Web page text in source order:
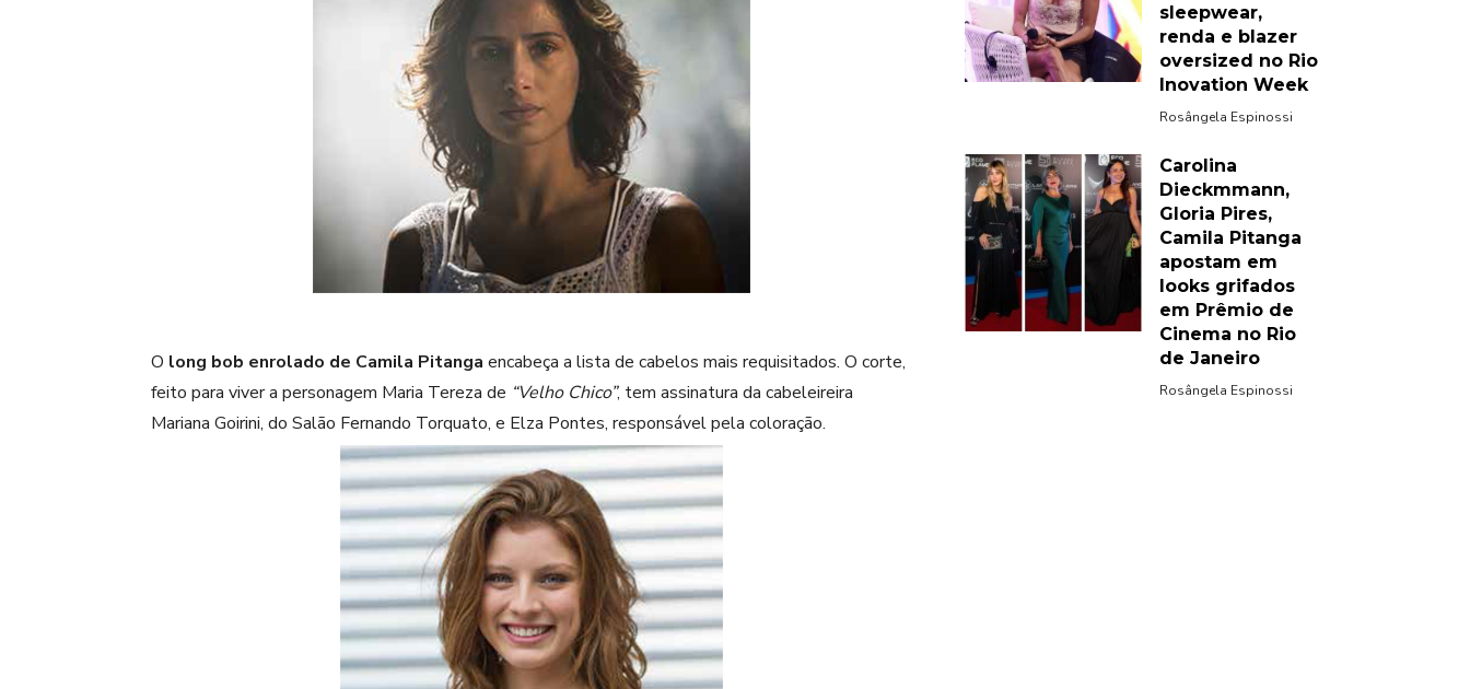
O long bob enrolado de Camila Pitanga encabeça a lista de cabelos mais requisitados. O corte,
feito para viver a personagem Maria Tereza de “Velho Chico”, tem assinatura da cabeleireira
Mariana Goirini, do Salão Fernando Torquato, e Elza Pontes, responsável pela coloração.
sleepwear,
renda e blazer
oversized no Rio
Inovation Week
Rosângela Espinossi
Carolina
Dieckmmann,
Gloria Pires,
Camila Pitanga
apostam em
looks grifados
em Prêmio de
Cinema no Rio
de Janeiro
Rosângela Espinossi